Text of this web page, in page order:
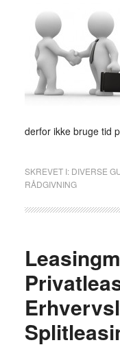
derfor ikke bruge tid
SKREVET I: DIVERSE
RÅDGIVNING